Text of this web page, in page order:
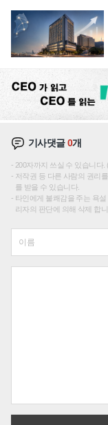
기사댓글0개
200자까지 쓰실 수 있습니다.
저작권 등 다른 사람의 권리
를 받을 수 있습니다.
타인에게 불쾌감을 주는 욕
리자의 판단에 의해 삭제 합니